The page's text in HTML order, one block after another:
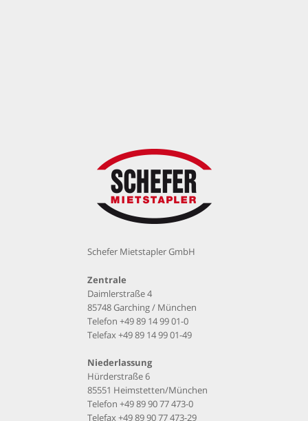
Schefer Mietstapler GmbH
Zentrale
Daimlerstraße 4
85748 Garching / München
Telefon +49 89 14 99 01-0
Telefax +49 89 14 99 01-49
Niederlassung
Hürderstraße 6
85551 Heimstetten/München
Telefon +49 89 90 77 473-0
Telefax +49 89 90 77 473-29